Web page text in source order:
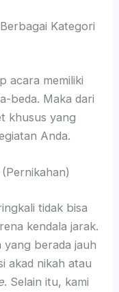
Kategori
acara memiliki
beda. Maka dari
khusus yang
Anda.
tidak bisa
kendala jarak.
yang berada jauh
akad nikah atau
. Selain itu, kami